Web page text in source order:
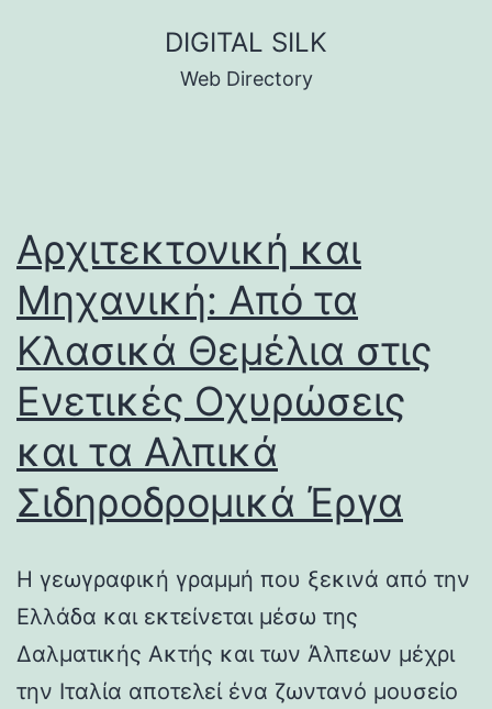
DIGITAL SILK
Web Directory
Αρχιτεκτονική και
Μηχανική: Από τα
Κλασικά Θεμέλια στις
Ενετικές Οχυρώσεις
και τα Αλπικά
Σιδηροδρομικά Έργα
Η γεωγραφική γραμμή που ξεκινά από την
Ελλάδα και εκτείνεται μέσω της
Δαλματικής Ακτής και των Άλπεων μέχρι
την Ιταλία αποτελεί ένα ζωντανό μουσείο